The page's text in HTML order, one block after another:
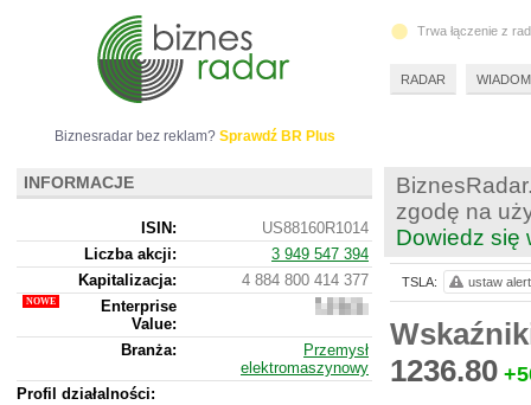
zgodę na
Dowiedz się
1236.80
TSLA: ustaw alert
Biznesradar bez reklam? Sprawdź BR Plus
INFORMACJE
ISIN:
US88160R1014
Liczba akcji:
3 949 547 394
Kapitalizacja:
4 884 800 414 377
Enterprise
Value:
4
639
422
777
Branża:
Przemysł
elektromaszynowy
Profil działalności:
Trwa łączenie z
RADAR